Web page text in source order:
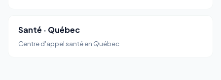
Santé · Québec
Centre d'appel santé en Québec